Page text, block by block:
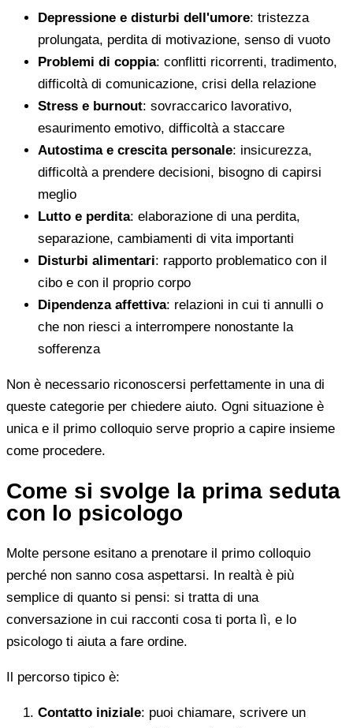
Depressione e disturbi dell'umore: tristezza
prolungata, perdita di motivazione, senso di vuoto
Problemi di coppia: conflitti ricorrenti, tradimento,
difficoltà di comunicazione, crisi della relazione
Stress e burnout: sovraccarico lavorativo,
esaurimento emotivo, difficoltà a staccare
Autostima e crescita personale: insicurezza,
difficoltà a prendere decisioni, bisogno di capirsi
meglio
Lutto e perdita: elaborazione di una perdita,
separazione, cambiamenti di vita importanti
Disturbi alimentari: rapporto problematico con il
cibo e con il proprio corpo
Dipendenza affettiva: relazioni in cui ti annulli o
che non riesci a interrompere nonostante la
sofferenza
Non è necessario riconoscersi perfettamente in una di
queste categorie per chiedere aiuto. Ogni situazione è
unica e il primo colloquio serve proprio a capire insieme
come procedere.
Come si svolge la prima seduta
con lo psicologo
Molte persone esitano a prenotare il primo colloquio
perché non sanno cosa aspettarsi. In realtà è più
semplice di quanto si pensi: si tratta di una
conversazione in cui racconti cosa ti porta lì, e lo
psicologo ti aiuta a fare ordine.
Il percorso tipico è:
Contatto iniziale: puoi chiamare, scrivere un